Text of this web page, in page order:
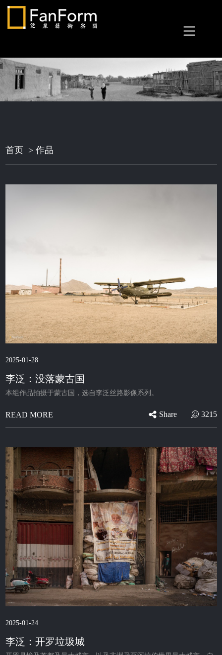
首页> 作品
2025-01-28
李泛：没落蒙古国
本组作品拍摄于蒙古国，选自李泛丝路影像系列。
READ MORE Share 3215
2025-01-24
李泛：开罗垃圾城